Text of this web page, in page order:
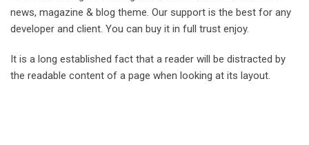
news, magazine & blog theme. Our support is the best for any
developer and client. You can buy it in full trust enjoy.
It is a long established fact that a reader will be distracted by
the readable content of a page when looking at its layout.